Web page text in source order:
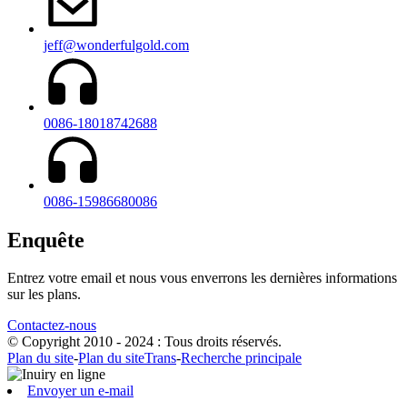
jeff@wonderfulgold.com
0086-18018742688
0086-15986680086
Enquête
Entrez votre email et nous vous enverrons les dernières informations
sur les plans.
Contactez-nous
© Copyright 2010 - 2024 : Tous droits réservés.
Plan du site-Plan du siteTrans-Recherche principale
Envoyer un e-mail